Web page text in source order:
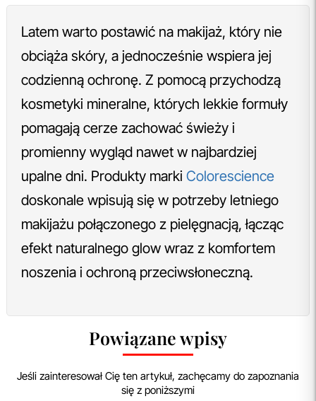
Latem warto postawić na makijaż, który nie
obciąża skóry, a jednocześnie wspiera jej
codzienną ochronę. Z pomocą przychodzą
kosmetyki mineralne, których lekkie formuły
pomagają cerze zachować świeży i
promienny wygląd nawet w najbardziej
upalne dni. Produkty marki Colorescience
doskonale wpisują się w potrzeby letniego
makijażu połączonego z pielęgnacją, łącząc
efekt naturalnego glow wraz z komfortem
noszenia i ochroną przeciwsłoneczną.
Powiązane wpisy
Jeśli zainteresował Cię ten artykuł, zachęcamy do zapoznania
się z poniższymi